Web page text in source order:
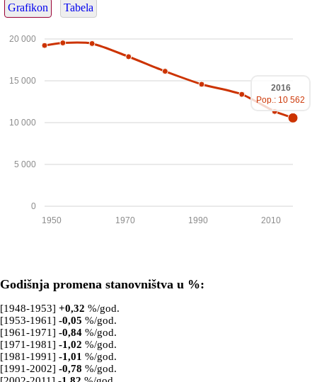
Grafikon Tabela
0
5 000
10 000
15 000
20 000
2010
1990
1970
1950
2016
Pop.: 10 562
Godišnja promena stanovništva u %:
[1948-1953] +0,32 %/god.
[1953-1961] -0,05 %/god.
[1961-1971] -0,84 %/god.
[1971-1981] -1,02 %/god.
[1981-1991] -1,01 %/god.
[1991-2002] -0,78 %/god.